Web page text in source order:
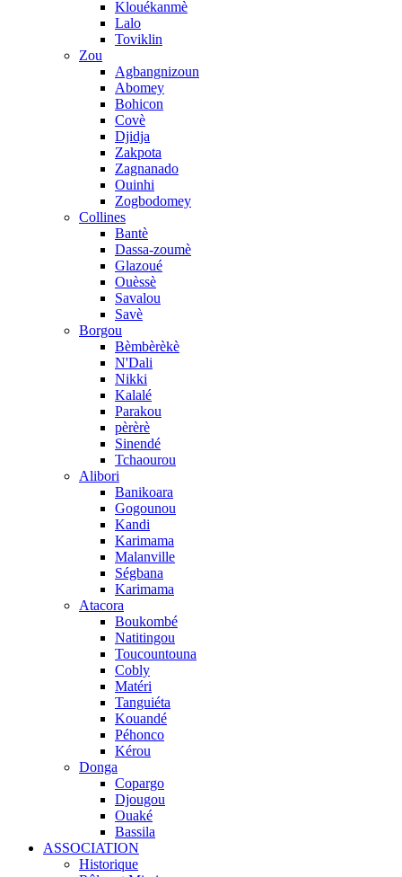
Klouékanmè
Lalo
Toviklin
Zou
Agbangnizoun
Abomey
Bohicon
Covè
Djidja
Zakpota
Zagnanado
Ouinhi
Zogbodomey
Collines
Bantè
Dassa-zoumè
Glazoué
Ouèssè
Savalou
Savè
Borgou
Bèmbèrèkè
N'Dali
Nikki
Kalalé
Parakou
pèrèrè
Sinendé
Tchaourou
Alibori
Banikoara
Gogounou
Kandi
Karimama
Malanville
Ségbana
Karimama
Atacora
Boukombé
Natitingou
Toucountouna
Cobly
Matéri
Tanguiéta
Kouandé
Péhonco
Kérou
Donga
Copargo
Djougou
Ouaké
Bassila
ASSOCIATION
Historique